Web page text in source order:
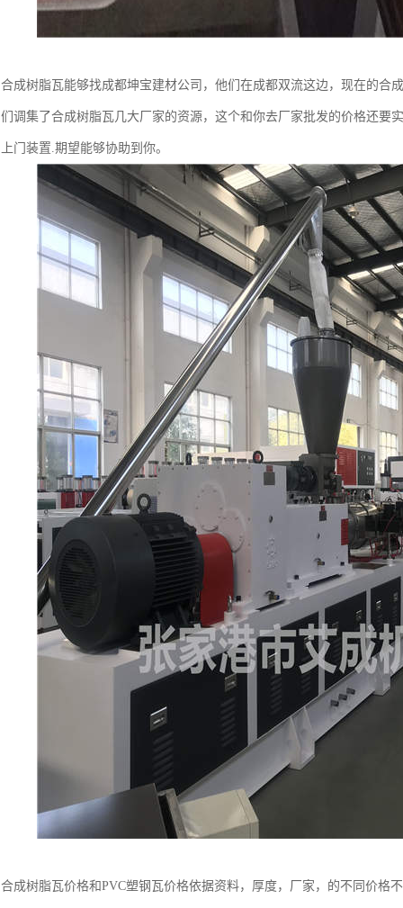
合成树脂瓦能够找成都坤宝建材公司，他们在成都双流这边，现在的
们调集了合成树脂瓦几大厂家的资源，这个和你去厂家批发的价格还要
上门装置.期望能够协助到你。
合成树脂瓦价格和PVC塑钢瓦价格依据资料，厚度，厂家，的不同价格